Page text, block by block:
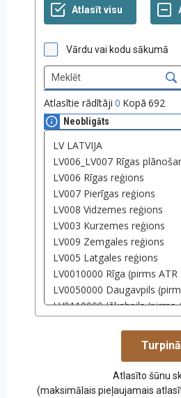
Vārdu vai kodu sākumā
Atlasītie rādītāji 0 Kopā 692
Neobligāts
Atlasīto šūnu
(maksimālais pieļaujamais